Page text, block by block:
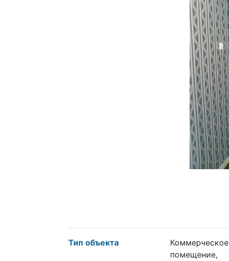
Тип объекта
Коммерческое
помещение,